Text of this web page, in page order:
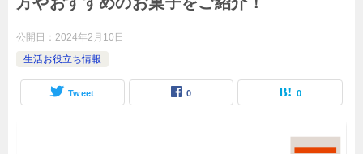
公開日： 2024年2月10日
生活お役立ち情報
Tweet 0 0